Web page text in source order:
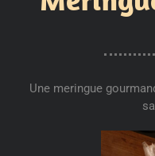
Une meringue